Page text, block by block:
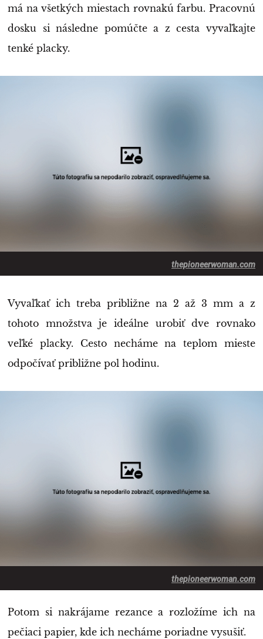
má na všetkých miestach rovnakú farbu. Pracovnú
dosku si následne pomúčte a z cesta vyvaľkajte
tenké placky.
thepioneerwoman.com
Vyvaľkať ich treba približne na 2 až 3 mm a z
tohoto množstva je ideálne urobiť dve rovnako
veľké placky. Cesto necháme na teplom mieste
odpočívať približne pol hodinu.
thepioneerwoman.com
Potom si nakrájame rezance a rozložíme ich na
pečiaci papier, kde ich necháme poriadne vysušiť.